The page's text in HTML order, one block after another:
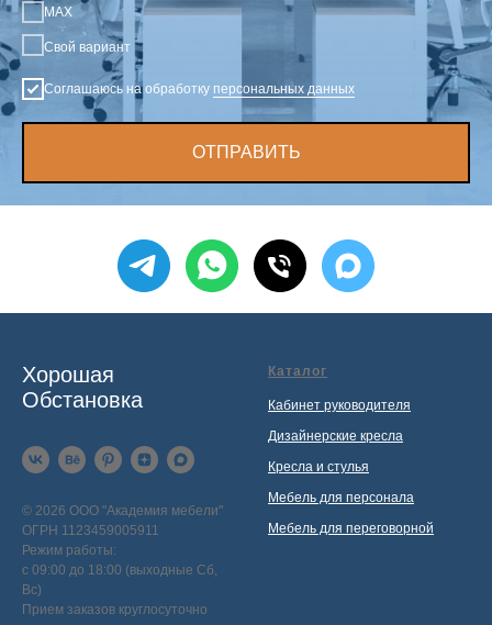
MAX
Свой вариант
Соглашаюсь на обработку персональных данных
ОТПРАВИТЬ
Хорошая
Обстановка
© 2026 ООО "Академия мебели"
ОГРН 1123459005911
Режим работы:
с 09:00 до 18:00 (выходные Сб,
Вс)
Прием заказов круглосуточно
Каталог
Кабинет руководителя
Дизайнерские кресла
Кресла и стулья
Мебель для персонала
Мебель для переговорной